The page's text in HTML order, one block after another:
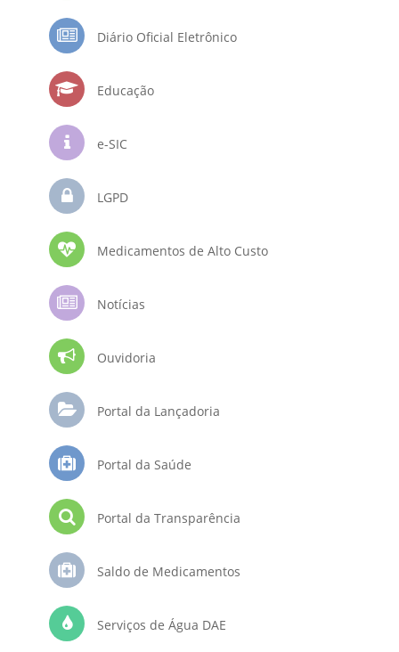
Diário Oficial Eletrônico
Educação
e-SIC
LGPD
Medicamentos de Alto Custo
Notícias
Ouvidoria
Portal da Lançadoria
Portal da Saúde
Portal da Transparência
Saldo de Medicamentos
Serviços de Água DAE